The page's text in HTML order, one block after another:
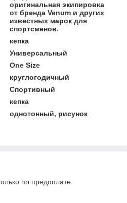
оригинальная экипировка
от бренда Venum и других
известных марок для
спортсменов.
кепка
Универсальный
One Size
круглогодичный
Спортивный
кепка
однотонный, рисунок
по предоплате.